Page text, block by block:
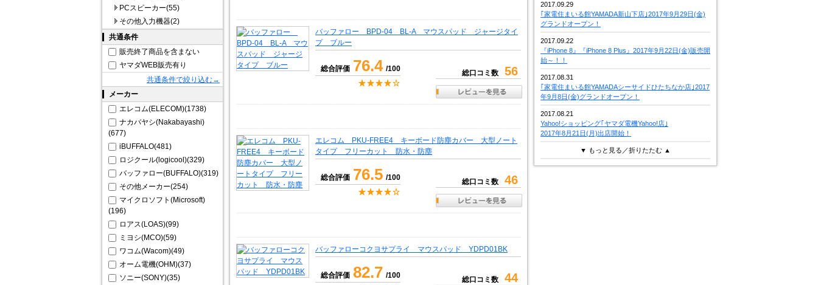
PCスピーカー(55)
その他入力機器(2)
共通条件
販売終了商品を含まない
ヤマダWEB販売有り
共通条件で絞り込む→
メーカー
エレコム(ELECOM)(1738)
ナカバヤシ(Nakabayashi)
(677)
iBUFFALO(481)
ロジクール(logicool)(329)
バッファロー(BUFFALO)(319)
その他メーカー(254)
マイクロソフト(Microsoft)
(196)
ロアス(LOAS)(99)
ミヨシ(MCO)(59)
ワコム(Wacom)(49)
オーム電機(OHM)(37)
ソニー(SONY)(35)
バッファロー BPD-04 BL-A マウスパッド ジャージタイ
プ ブルー
総合評価 76.4 /100 総口コミ数 56
エレコム PKU-FREE4 キーボード防塵カバー 大型ノート
タイプ フリーカット 防水・防塵
総合評価 76.5 /100 総口コミ数 46
バッファローコクヨサプライ マウスパッド YDPD01BK
総合評価 82.7 /100 総口コミ数 44
2017.09.29
｢家電住まいる館YAMADA新山下店｣2017年9月29日(金)
グランドオープン！
2017.09.22
『iPhone 8』『iPhone 8 Plus』2017年9月22日(金)販売開
始～！！
2017.08.31
｢家電住まいる館YAMADAシーサイドひたちなか店｣2017
年9月8日(金)グランドオープン！
2017.08.21
Yahoo!ショッピング｢ヤマダ電機Yahoo!店｣
2017年8月21日(月)出店開始！
▼ もっと見る／折りたたむ ▲